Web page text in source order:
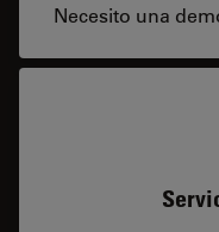
Necesito una